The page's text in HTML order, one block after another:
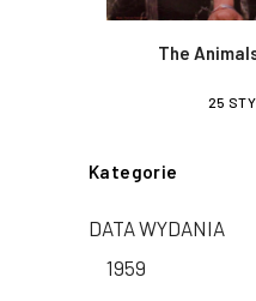
The
25
Kategorie
DATA WYDANIA
1959